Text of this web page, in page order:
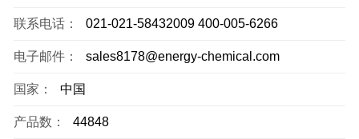
联系电话： 021-021-58432009 400-005-6266
电子邮件： sales8178@energy-chemical.com
国家： 中国
产品数： 44848